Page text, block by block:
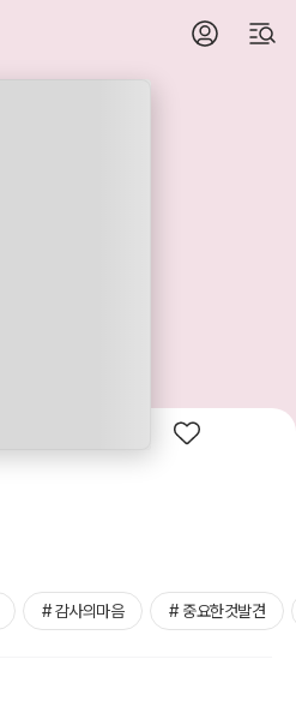
# 감사의마음 # 중요한것발견